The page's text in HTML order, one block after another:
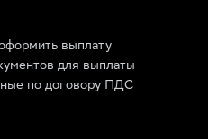
выплату
для выплаты
по договору ПДС